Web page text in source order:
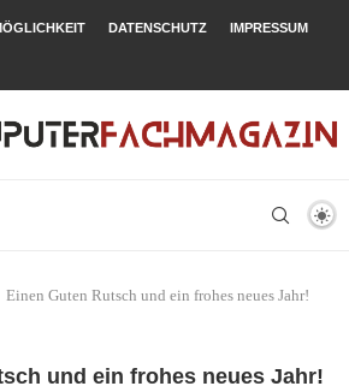
DATENSCHUTZ IMPRESSUM
Einen Guten Rutsch und ein frohes neues Jahr!
und ein frohes neues Jahr!